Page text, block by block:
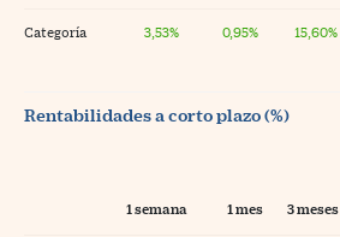
Categoría 3,53% 0,95% 15,60%
Rentabilidades a corto plazo (%)
1 semana 1 mes 3 meses